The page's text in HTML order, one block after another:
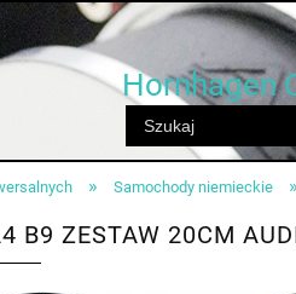
Hornhagen
» Samochody niemieckie »
B9 ZESTAW 20CM